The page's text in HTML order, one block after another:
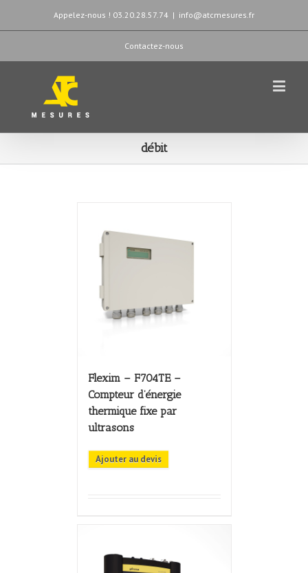
Appelez-nous ! 03.20.28.57.74 | info@atcmesures.fr
Contactez-nous
débit
Flexim – F704TE –
Compteur d’énergie
thermique fixe par
ultrasons
Ajouter au devis